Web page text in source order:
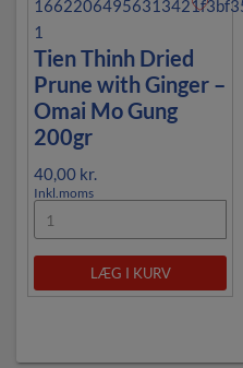
Tien Thinh Dried
Prune with Ginger –
Omai Mo Gung
200gr
40,00 kr.
Inkl.moms
LÆG I KURV